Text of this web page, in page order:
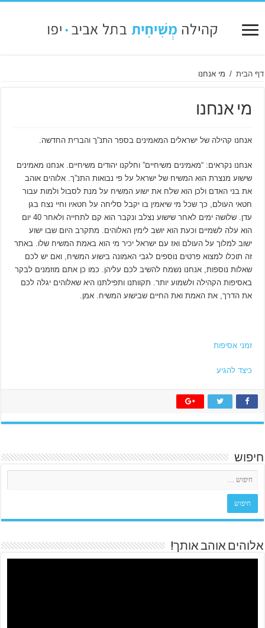
דף הבית / מי אנחנו
מי אנחנו
אנחנו קהילה של ישראלים המאמינים בספר התנ”ך והברית החדשה.
אנחנו נקראים: “מאמינים משיחיים” וחלקנו יהודים משיחיים. אנחנו מאמינים
שישוע מנצרת הוא המשיח של ישראל על פי נבואות התנ”ך. אלוהים אוהב
את בני האדם ולכן הוא שלח את ישוע המשיח על מנת לסבול ולמות עבור
חטאי העולם, כך שכל מי שיאמין בו יקבל סליחה על חטאיו וחיי נצח בגן
עדן. שלושה ימים לאחר שישוע נצלב ונקבר הוא קם לתחייה ולאחר 40 יום
הוא עלה לשמיים וכעת הוא יושב לימין האלוהים. מתקרב היום שבו ישוע
ישוב למלוך על העולם ואז עם ישראל יכיר מי הוא באמת המשיח שלו. באתר
זה תוכלו למצוא פרטים נוספים לגבי האמונה בישוע המשיח, ואם יש לכם
שאלות נוספות, אנחנו נשמח להשיב לכם עליהן. כמו כן אתם מוזמנים לבקר
באסיפות הקהילה ולשמוע יותר. תקוותנו ותפילתנו היא שאלוהים יגלה לכם
את הדרך, את האמת ואת החיים שבישוע המשיח. אמן.
זמני אסיפות
כיצד להגיע
חיפוש
אלוהים אוהב אותך!